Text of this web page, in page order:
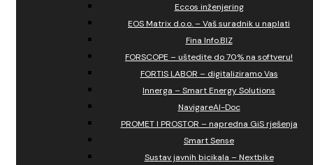
Eccos inženjering
EOS Matrix d.o.o. – Vaš suradnik u naplati
Fina Info.BIZ
FORSCOPE – uštedite do 70% na softveru!
FORTIS LABOR – digitaliziramo Vas
Innerga – Smart Energy Solutions
NavigareAI-Doc
PROMET I PROSTOR – napredna GiS rješenja
Smart Sense
Sustav javnih bicikala – Nextbike